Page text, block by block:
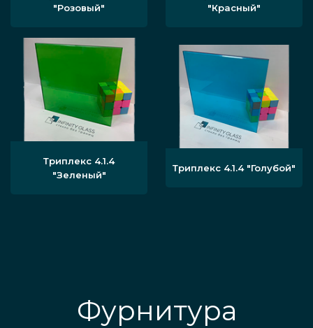
"Розовый"
"Красный"
Триплекс 4.1.4
"Зеленый"
Триплекс 4.1.4 "Голубой"
Фурнитура